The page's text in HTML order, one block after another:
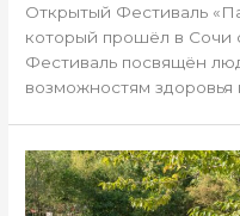
Открытый Фестиваль
который прошёл в Сочи
Фестиваль посвящён
возможностям здоровья